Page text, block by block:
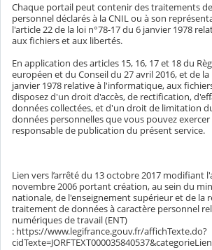
Chaque portail peut contenir des traitements
personnel déclarés à la CNIL ou à son
l'article 22 de la loi n°78-17 du 6 janvier 1978
aux fichiers et aux libertés.
En application des articles 15, 16, 17 et 18 du
européen et du Conseil du 27 avril 2016, et de la
janvier 1978 relative à l'informatique, aux
disposez d'un droit d'accès, de rectification,
données collectées, et d'un droit de limitation
données personnelles que vous pouvez
responsable de publication du présent service.
Lien vers l’arrêté du 13 octobre 2017 modifiant
novembre 2006 portant création, au sein du
nationale, de l'enseignement supérieur et de la
traitement de données à caractère personnel
numériques de travail (ENT)
: https://www.legifrance.gouv.fr/affichTexte.do?